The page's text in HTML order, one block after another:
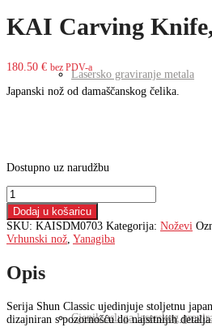
Lasersko graviranje metala
Cjenik usluga laserskog
KAI Carving
180.50 € bez PDV-a
Japanski nož od damaščanskog čelika.
Dostupno uz narudžbu
KAI
Carving
Knife,
DM0703
SHUN
nož
Carving
8,0''
(20
Dodaj u košaricu
SKU: KAISDM0703 Kategorija: Noževi
Vrhunski nož Yanagiba
Opis
Serija Shun Classic ujedinjuje stoljetnu
dizajniran s pozornošću do najsitnijih